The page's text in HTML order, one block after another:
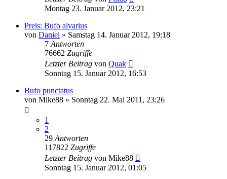
Montag 23. Januar 2012, 23:21
Preis: Bufo alvarius
von Daniel » Samstag 14. Januar 2012, 19:18
7 Antworten
76662 Zugriffe
Letzter Beitrag von Quak
Sonntag 15. Januar 2012, 16:53
Bufo punctatus
von Mike88 » Sonntag 22. Mai 2011, 23:26
1
2
29 Antworten
117822 Zugriffe
Letzter Beitrag von Mike88
Sonntag 15. Januar 2012, 01:05